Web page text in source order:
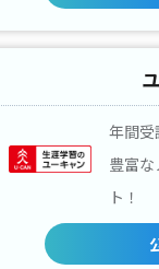
年間
豊富
ト！